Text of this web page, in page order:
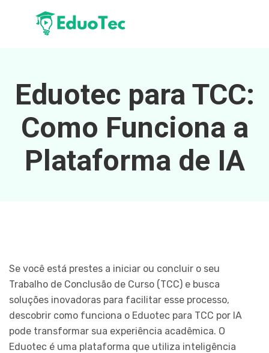
Eduotec para TCC:
Como Funciona a
Plataforma de IA
Se você está prestes a iniciar ou concluir o seu
Trabalho de Conclusão de Curso (TCC) e busca
soluções inovadoras para facilitar esse processo,
descobrir como funciona o Eduotec para TCC por IA
pode transformar sua experiência acadêmica. O
Eduotec é uma plataforma que utiliza inteligência